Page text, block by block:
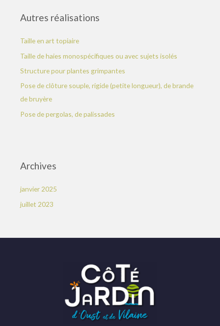
e
c
h
e
r
:
Autres réalisations
Taille en art topiaire
Taille de haies monospécifiques ou avec sujets isolés
Structure pour plantes grimpantes
Pose de clôture souple, rigide (petite longueur), de brande
de bruyère
Pose de pergolas, de palissades
Archives
janvier 2025
juillet 2023